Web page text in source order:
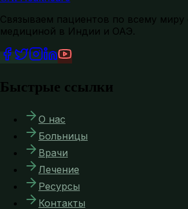
Связываем пациентов по всему миру
медициной в Индии и ОАЭ.
Быстрые ссылки
О нас
Больницы
Врачи
Лечение
Ресурсы
Контакты